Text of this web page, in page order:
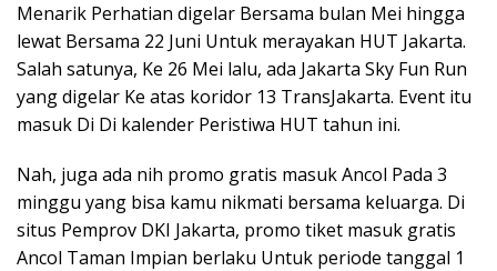
Menarik Perhatian digelar Bersama bulan Mei hingga
lewat Bersama 22 Juni Untuk merayakan HUT Jakarta.
Salah satunya, Ke 26 Mei lalu, ada Jakarta Sky Fun Run
yang digelar Ke atas koridor 13 TransJakarta. Event itu
masuk Di Di kalender Peristiwa HUT tahun ini.
Nah, juga ada nih promo gratis masuk Ancol Pada 3
minggu yang bisa kamu nikmati bersama keluarga. Di
situs Pemprov DKI Jakarta, promo tiket masuk gratis
Ancol Taman Impian berlaku Untuk periode tanggal 1